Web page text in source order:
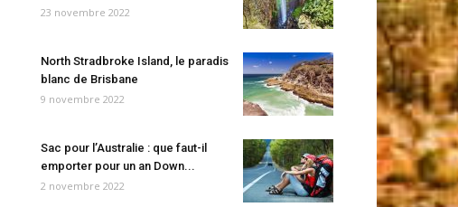
23 novembre 2022
North Stradbroke Island, le paradis
blanc de Brisbane
9 novembre 2022
Sac pour l’Australie : que faut-il
emporter pour un an Down...
2 novembre 2022